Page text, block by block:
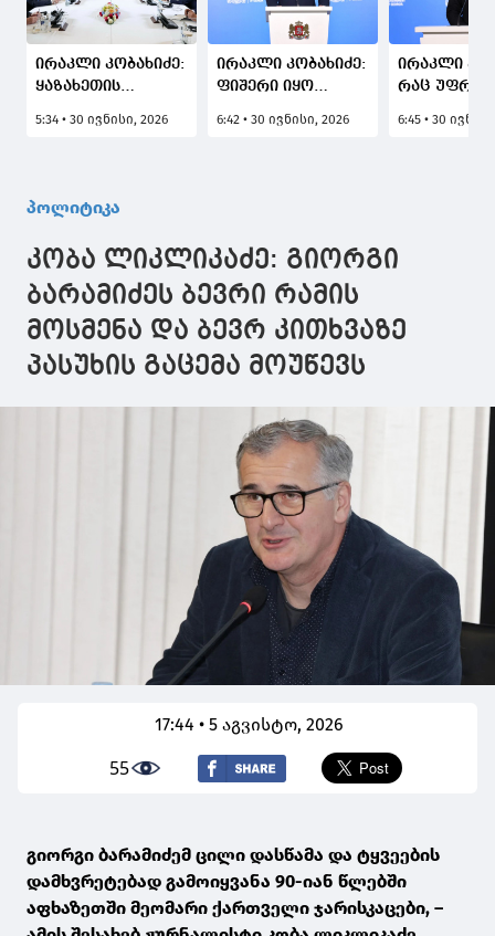
ირაკლი კობახიძე:
ყაზახეთის
განვიხილეთ
რეგიონული
გაძლიერებისა და
ხალხთაშორისი
კავშირების კიდევ
უფრო
გაღრმავების
საკითხები
5:34 • 30 ივნისი, 2026
ირაკლი კობახიძე:
ფიშერი იყო
ელჩი, რომელმაც
საქართველოსა
და გერმანიის
ფედერაციულ
რესპუბლიკას
შორის, იმედია, ეს
ყველაფერი
6:42 • 30 ივნისი, 2026
ირაკლი
რაც უფრო
აგენტურა,
6:45 • 30
პოლიტიკა
კობა ლიკლიკაძე: გიორგი
ბარამიძეს ბევრი რამის
მოსმენა და ბევრ კითხვაზე
პასუხის გაცემა მოუწევს
17:44 • 5 აგვისტო, 2026
55
გიორგი ბარამიძემ ცილი დასწამა და ტყვეების
დამხვრეტებად გამოიყვანა 90-იან წლებში
აფხაზეთში მეომარი ქართველი ჯარისკაცები, –